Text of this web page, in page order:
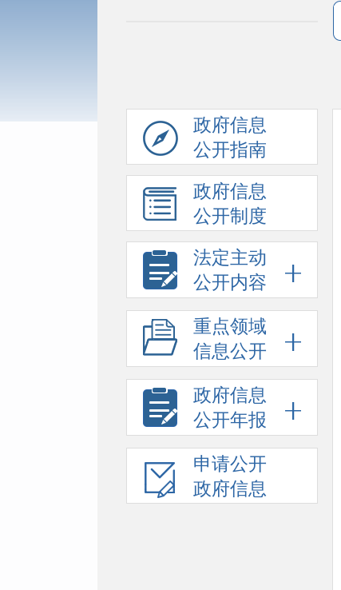
政府信息
公开指南
政府信息
公开制度
法定主动
公开内容
重点领域
信息公开
政府信息
公开年报
申请公开
政府信息